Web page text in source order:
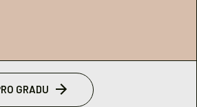
GRADU